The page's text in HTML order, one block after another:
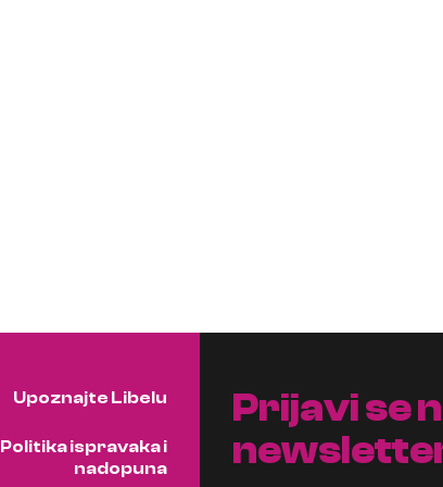
Upoznajte Libelu
Politika ispravaka i
nadopuna
Prijavi se